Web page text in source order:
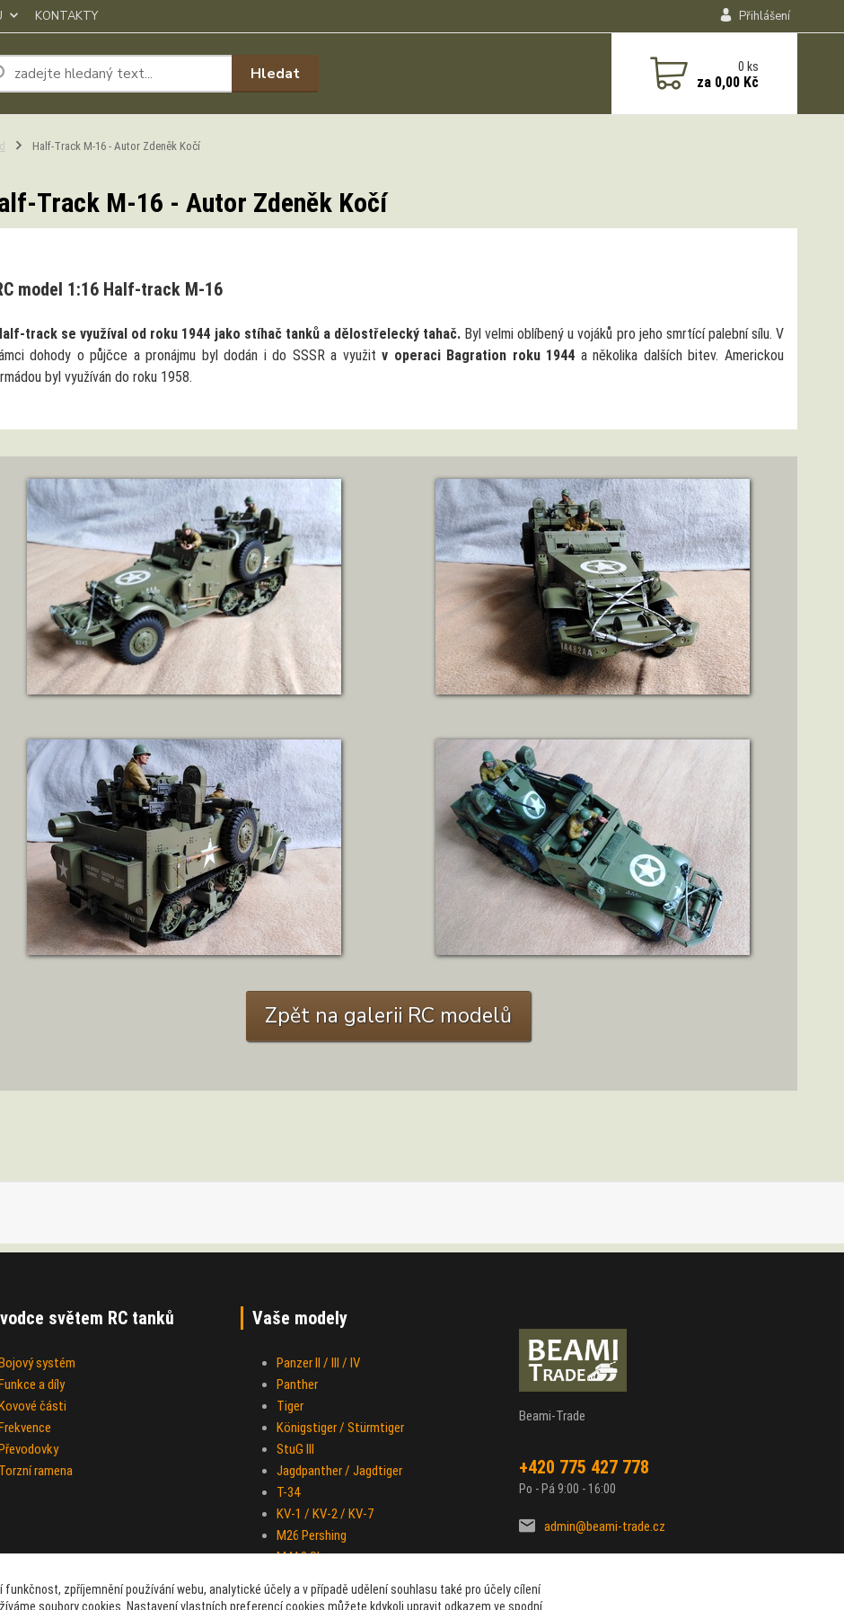
KONTAKTY Přihlášení
Hledat 0ks
za 0,00 Kč
Half-Track M-16 - Autor Zdeněk Kočí
Track M-16 - Autor Zdeněk Kočí
model 1:16 Half-track M-16
track se využíval od roku 1944 jako stíhač tanků a dělostřelecký tahač. Byl velmi oblíbený u vojáků pro jeho smrtící palební sílu. V
dohody o půjčce a pronájmu byl dodán i do SSSR a využitv operaci Bagration roku 1944 a několika dalších bitev. Americkou
byl využíván do roku 1958.
ZOBRAZIT DETAIL ZOBRAZIT DETAIL
ZOBRAZIT DETAIL ZOBRAZIT DETAIL
Zpět na galerii RC modelů
světem RC tanků
systém
a díly
části
Torzní ramena
Vaše modely
Panzer II / III / IV
Panther
Tiger
Königstiger / Stürmtiger
StuG III
Jagdpanther / Jagdtiger
T-34
KV-1 / KV-2 / KV-7
M26 Pershing
M4A3 Sherman
Half-track M-16
Beami-Trade
+420 775 427 778
Po - Pá 9:00 - 16:00
admin@beami-trade.cz
funkčnost, zpříjemnění používání webu, analytické účely a v případě udělení souhlasu také pro účely cílení
soubory cookies. Nastavení vlastních preferencí cookies můžete kdykoli upravit odkazem ve spodní